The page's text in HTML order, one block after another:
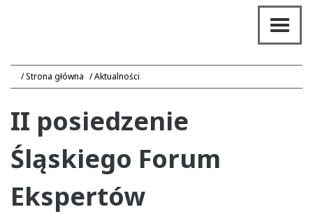
Strona główna Aktualności
II posiedzenie
Śląskiego Forum
Ekspertów